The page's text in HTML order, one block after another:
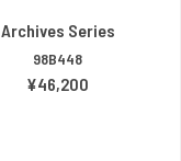
Archives Series
98B448
¥46,200